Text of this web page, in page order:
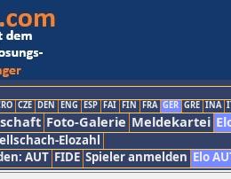
CZE DEN ENG ESP FAI FIN FRA GER GRE INA
Foto-Galerie Meldekartei
Elozahl
AUT FIDE Spieler anmelden Elo